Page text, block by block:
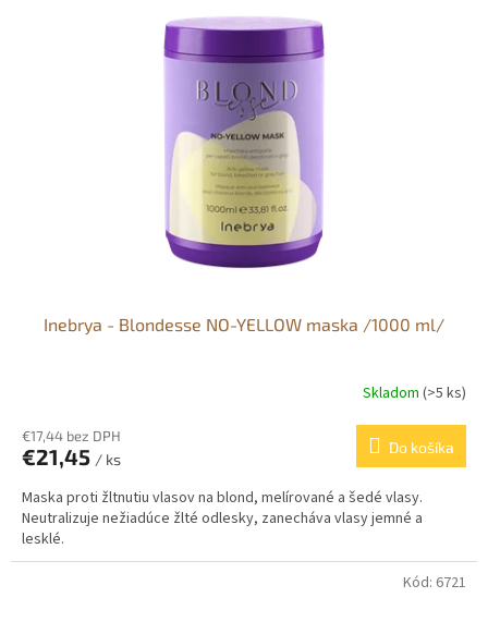
Inebrya - Blondesse NO-YELLOW maska /1000 ml/
Skladom (>5 ks)
€17,44 bez DPH
€21,45 / ks
Do košíka
Maska proti žltnutiu vlasov na blond, melírované a šedé vlasy.
Neutralizuje nežiadúce žlté odlesky, zanecháva vlasy jemné a
lesklé.
Kód: 6721